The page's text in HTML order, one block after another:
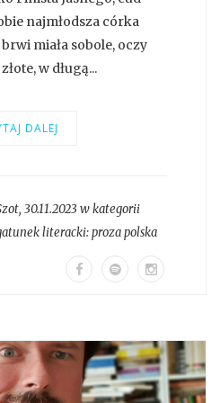
najmłodsza córka
miała sobole, oczy
w długą...
DALEJ
, 30.11.2023 w kategorii
literacki:proza polska